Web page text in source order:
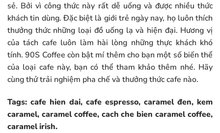
sẻ. Bởi vì công thức này rất dễ uống và được nhiều thức
khách tin dùng. Đặc biệt là giới trẻ ngày nay, họ luôn thích
thưởng thức những loại đồ uống lạ và hiện đại. Hương vị
của tách cafe luôn làm hài lòng những thực khách khó
tính. 90S Coffee còn bật mí thêm cho bạn một số biến thể
của loại cafe này, bạn có thể tham khảo thêm nhé. Hãy
cùng thử trải nghiệm pha chế và thưởng thức cafe nào.
Tags: cafe hien dai, cafe espresso, caramel đen, kem
caramel, caramel coffee, cach che bien caramel coffee,
caramel irish.